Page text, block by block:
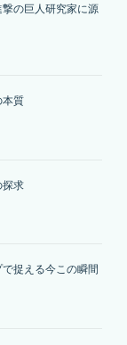
の巨人研究家に源
本質
探求
捉える今この瞬間